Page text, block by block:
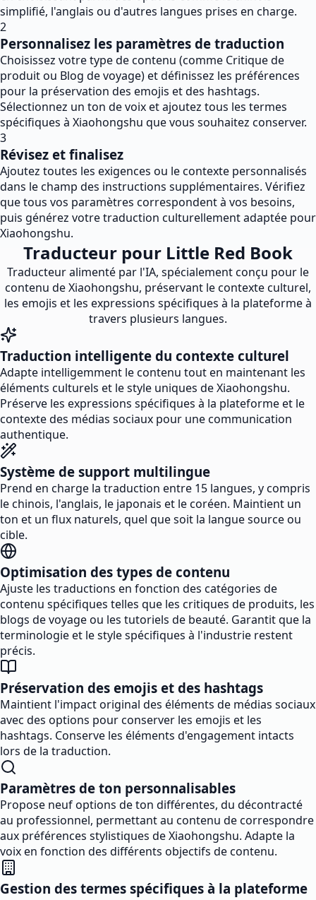
simplifié, l'anglais ou d'autres langues prises en charge.
2
Personnalisez les paramètres de traduction
Choisissez votre type de contenu (comme Critique de
produit ou Blog de voyage) et définissez les préférences
pour la préservation des emojis et des hashtags.
Sélectionnez un ton de voix et ajoutez tous les termes
spécifiques à Xiaohongshu que vous souhaitez conserver.
3
Révisez et finalisez
Ajoutez toutes les exigences ou le contexte personnalisés
dans le champ des instructions supplémentaires. Vérifiez
que tous vos paramètres correspondent à vos besoins,
puis générez votre traduction culturellement adaptée pour
Xiaohongshu.
Traducteur pour Little Red Book
Traducteur alimenté par l'IA, spécialement conçu pour le
contenu de Xiaohongshu, préservant le contexte culturel,
les emojis et les expressions spécifiques à la plateforme à
travers plusieurs langues.
Traduction intelligente du contexte culturel
Adapte intelligemment le contenu tout en maintenant les
éléments culturels et le style uniques de Xiaohongshu.
Préserve les expressions spécifiques à la plateforme et le
contexte des médias sociaux pour une communication
authentique.
Système de support multilingue
Prend en charge la traduction entre 15 langues, y compris
le chinois, l'anglais, le japonais et le coréen. Maintient un
ton et un flux naturels, quel que soit la langue source ou
cible.
Optimisation des types de contenu
Ajuste les traductions en fonction des catégories de
contenu spécifiques telles que les critiques de produits, les
blogs de voyage ou les tutoriels de beauté. Garantit que la
terminologie et le style spécifiques à l'industrie restent
précis.
Préservation des emojis et des hashtags
Maintient l'impact original des éléments de médias sociaux
avec des options pour conserver les emojis et les
hashtags. Conserve les éléments d'engagement intacts
lors de la traduction.
Paramètres de ton personnalisables
Propose neuf options de ton différentes, du décontracté
au professionnel, permettant au contenu de correspondre
aux préférences stylistiques de Xiaohongshu. Adapte la
voix en fonction des différents objectifs de contenu.
Gestion des termes spécifiques à la plateforme